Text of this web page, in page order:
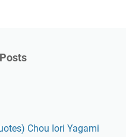
Chou Iori Yagami